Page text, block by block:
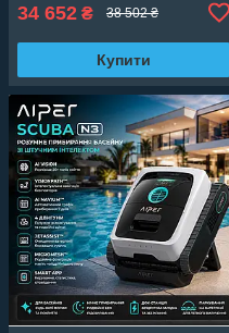
34 652 ₴ 38 502 ₴
Купити